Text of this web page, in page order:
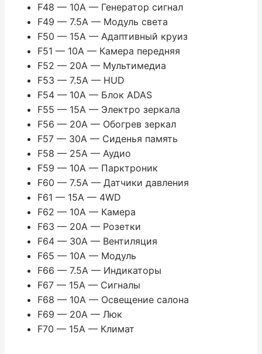
F48 — 10A — Генератор сигнал
F49 — 7.5A — Модуль света
F50 — 15A — Адаптивный круиз
F51 — 10A — Камера передняя
F52 — 20A — Мультимедиа
F53 — 7.5A — HUD
F54 — 10A — Блок ADAS
F55 — 15A — Электро зеркала
F56 — 20A — Обогрев зеркал
F57 — 30A — Сиденья память
F58 — 25A — Аудио
F59 — 10A — Парктроник
F60 — 7.5A — Датчики давления
F61 — 15A — 4WD
F62 — 10A — Камера
F63 — 20A — Розетки
F64 — 30A — Вентиляция
F65 — 10A — Модуль
F66 — 7.5A — Индикаторы
F67 — 15A — Сигналы
F68 — 10A — Освещение салона
F69 — 20A — Люк
F70 — 15A — Климат